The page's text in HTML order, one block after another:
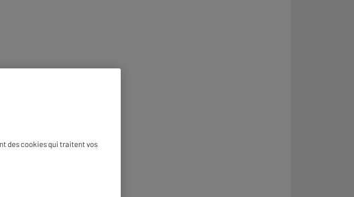
des cookies qui traitent vos